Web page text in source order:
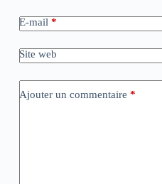
E-mail *
Site web
Ajouter un commentaire *